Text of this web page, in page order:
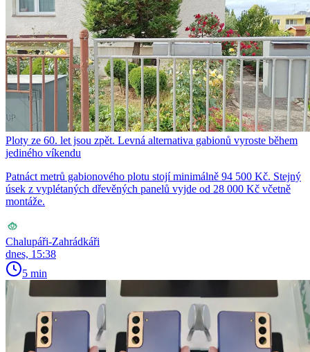
Ploty ze 60. let jsou zpět. Levná alternativa gabionů vyroste během
jediného víkendu
Patnáct metrů gabionového plotu stojí minimálně 94 500 Kč. Stejný
úsek z vyplétaných dřevěných panelů vyjde od 28 000 Kč včetně
montáže.
Chalupáři-Zahrádkáři
dnes, 15:38
5 min